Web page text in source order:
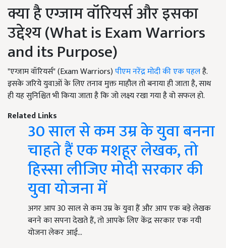
क्या है एग्जाम वॉरियर्स और इसका
उद्देश्य (What is Exam Warriors
and its Purpose)
"एग्जाम वॉरियर्स" (Exam Warriors)पीएम नरेंद्र मोदी की एक पहलहै.
इसके जरिये युवाओं के लिए तनाव मुक्त माहौल तो बनाया ही जाता है, साथ
ही यह सुनिश्चित भी किया जाता है कि जो लक्ष्य रखा गया है वो सफल हो.
Related Links
30 साल से कम उम्र के युवा बनना
चाहते हैं एक मशहूर लेखक, तो
हिस्सा लीजिए मोदी सरकार की
युवा योजना में
अगर आप 30 साल से कम उम्र के युवा हैं और आप एक बड़े लेखक
बनने का सपना देखते हैं, तो आपके लिए केंद्र सरकार एक नयी
योजना लेकर आई…